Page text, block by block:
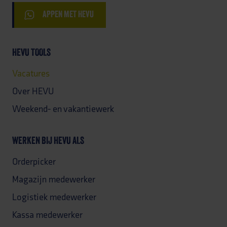
APPEN MET HEVU
HEVU TOOLS
Vacatures
Over HEVU
Weekend- en vakantiewerk
WERKEN BIJ HEVU ALS
Orderpicker
Magazijn medewerker
Logistiek medewerker
Kassa medewerker